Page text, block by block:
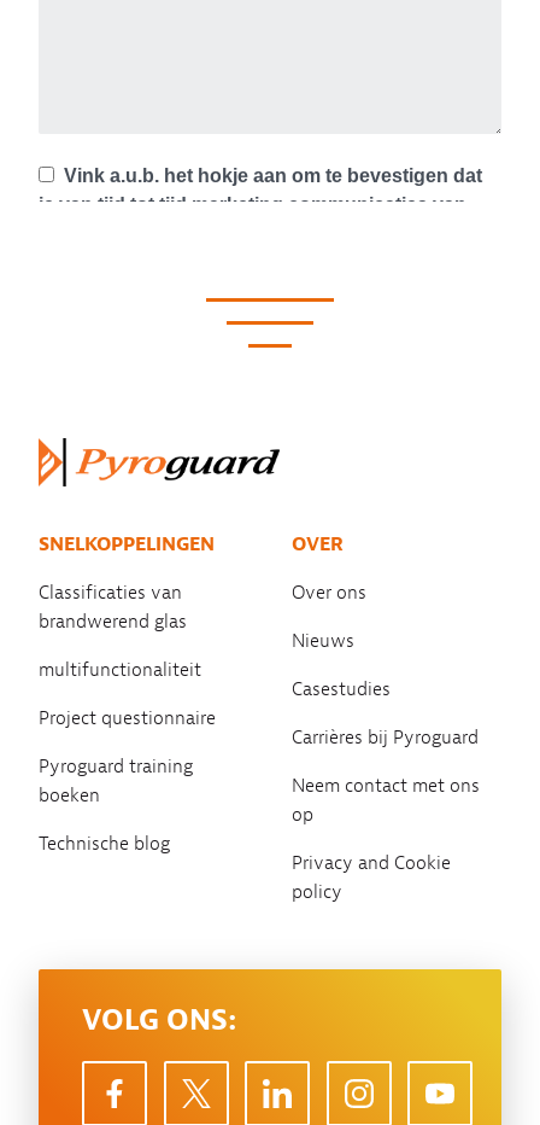
SNELKOPPELINGEN
Classificaties van
brandwerend glas
multifunctionaliteit
Project questionnaire
Pyroguard training
boeken
Technische blog
OVER
Over ons
Nieuws
Casestudies
Carrières bij Pyroguard
Neem contact met ons
op
Privacy and Cookie
policy
VOLG ONS: